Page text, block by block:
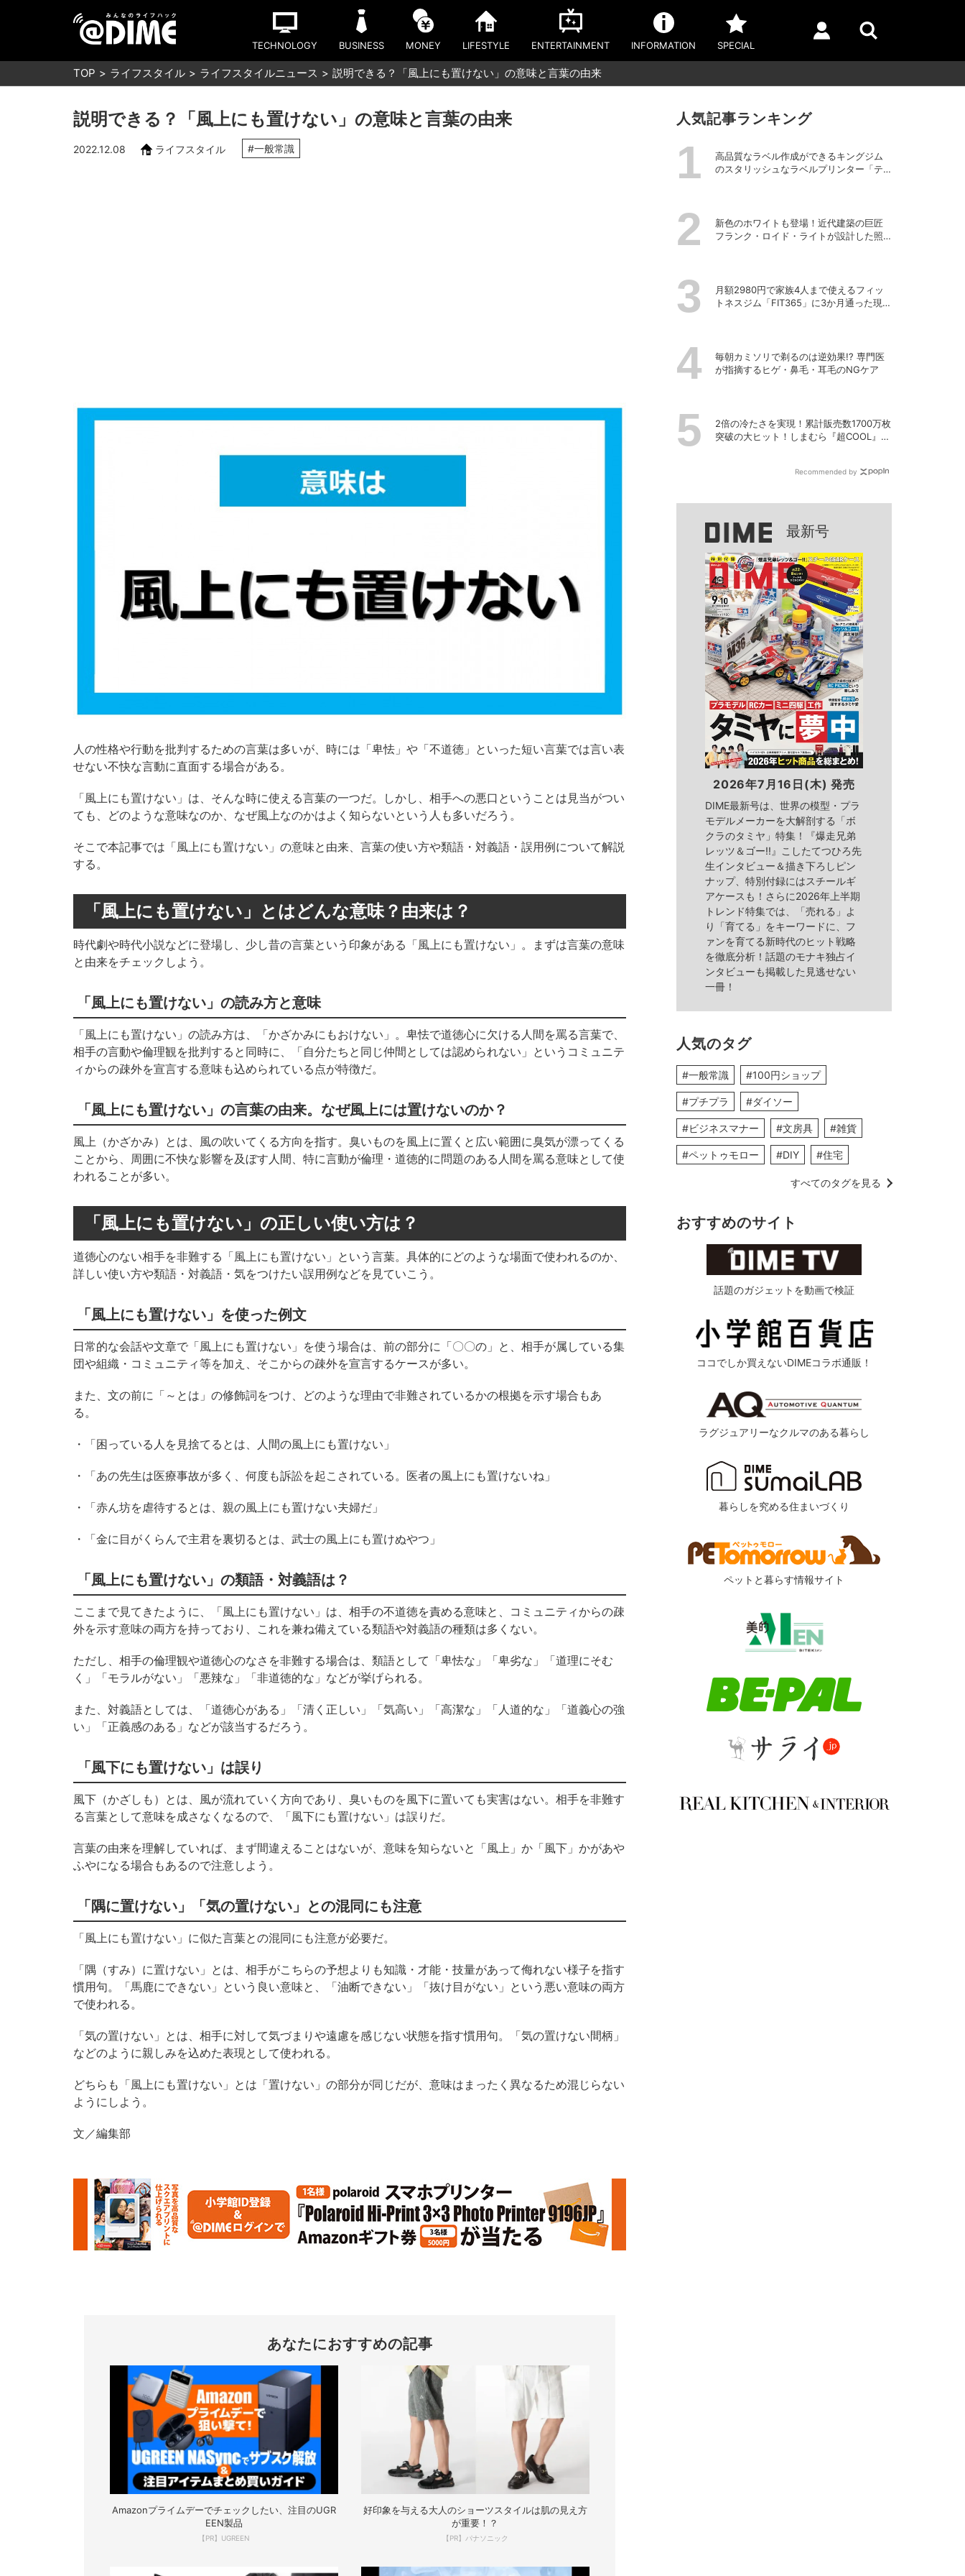
TECHNOLOGY BUSINESS MONEY LIFESTYLE ENTERTAINMENT INFORMATION SPECIAL
TOP ライフスタイル ライフスタイルニュース 説明できる？「風上にも置けない」の意味と言葉の由来
説明できる？「風上にも置けない」の意味と言葉の由来
2022.12.08 ライフスタイル #一般常識
人の性格や行動を批判するための言葉は多いが、時には「卑怯」や「不道徳」といった短い言葉では言い表
せない不快な言動に直面する場合がある。
「風上にも置けない」は、そんな時に使える言葉の一つだ。しかし、相手への悪口ということは見当がつい
ても、どのような意味なのか、なぜ風上なのかはよく知らないという人も多いだろう。
そこで本記事では「風上にも置けない」の意味と由来、言葉の使い方や類語・対義語・誤用例について解説
する。
「風上にも置けない」とはどんな意味？由来は？
時代劇や時代小説などに登場し、少し昔の言葉という印象がある「風上にも置けない」。まずは言葉の意味
と由来をチェックしよう。
「風上にも置けない」の読み方と意味
「風上にも置けない」の読み方は、「かざかみにもおけない」。卑怯で道徳心に欠ける人間を罵る言葉で、
相手の言動や倫理観を批判すると同時に、「自分たちと同じ仲間としては認められない」というコミュニテ
ィからの疎外を宣言する意味も込められている点が特徴だ。
「風上にも置けない」の言葉の由来。なぜ風上には置けないのか？
風上（かざかみ）とは、風の吹いてくる方向を指す。臭いものを風上に置くと広い範囲に臭気が漂ってくる
ことから、周囲に不快な影響を及ぼす人間、特に言動が倫理・道徳的に問題のある人間を罵る意味として使
われることが多い。
「風上にも置けない」の正しい使い方は？
道徳心のない相手を非難する「風上にも置けない」という言葉。具体的にどのような場面で使われるのか、
詳しい使い方や類語・対義語・気をつけたい誤用例などを見ていこう。
「風上にも置けない」を使った例文
日常的な会話や文章で「風上にも置けない」を使う場合は、前の部分に「〇〇の」と、相手が属している集
団や組織・コミュニティ等を加え、そこからの疎外を宣言するケースが多い。
また、文の前に「～とは」の修飾詞をつけ、どのような理由で非難されているかの根拠を示す場合もあ
る。
・「困っている人を見捨てるとは、人間の風上にも置けない」
・「あの先生は医療事故が多く、何度も訴訟を起こされている。医者の風上にも置けないね」
・「赤ん坊を虐待するとは、親の風上にも置けない夫婦だ」
・「金に目がくらんで主君を裏切るとは、武士の風上にも置けぬやつ」
「風上にも置けない」の類語・対義語は？
ここまで見てきたように、「風上にも置けない」は、相手の不道徳を責める意味と、コミュニティからの疎
外を示す意味の両方を持っており、これを兼ね備えている類語や対義語の種類は多くない。
ただし、相手の倫理観や道徳心のなさを非難する場合は、類語として「卑怯な」「卑劣な」「道理にそむ
く」「モラルがない」「悪辣な」「非道徳的な」などが挙げられる。
また、対義語としては、「道徳心がある」「清く正しい」「気高い」「高潔な」「人道的な」「道義心の強
い」「正義感のある」などが該当するだろう。
「風下にも置けない」は誤り
風下（かざしも）とは、風が流れていく方向であり、臭いものを風下に置いても実害はない。相手を非難す
る言葉として意味を成さなくなるので、「風下にも置けない」は誤りだ。
言葉の由来を理解していれば、まず間違えることはないが、意味を知らないと「風上」か「風下」かがあや
ふやになる場合もあるので注意しよう。
「隅に置けない」「気の置けない」との混同にも注意
「風上にも置けない」に似た言葉との混同にも注意が必要だ。
「隅（すみ）に置けない」とは、相手がこちらの予想よりも知識・才能・技量があって侮れない様子を指す
慣用句。「馬鹿にできない」という良い意味と、「油断できない」「抜け目がない」という悪い意味の両方
で使われる。
「気の置けない」とは、相手に対して気づまりや遠慮を感じない状態を指す慣用句。「気の置けない間柄」
などのように親しみを込めた表現として使われる。
どちらも「風上にも置けない」とは「置けない」の部分が同じだが、意味はまったく異なるため混じらない
ようにしよう。
文／編集部
あなたにおすすめの記事
Amazonプライムデーでチェックしたい、注目のUGR
EEN製品
【PR】UGREEN
好印象を与える大人のショーツスタイルは肌の見え方
が重要！？
【PR】パナソニック
人気記事ランキング
高品質なラベル作成ができるキングジム
のスタリッシュなラベルプリンター「テ
新色のホワイトも登場！近代建築の巨匠
フランク・ロイド・ライトが設計した照
月額2980円で家族4人まで使えるフィッ
トネスジム「FIT365」に3か月通った現在
毎朝カミソリで剃るのは逆効果!? 専門医
が指摘するヒゲ・鼻毛・耳毛のNGケア
2倍の冷たさを実現！累計販売数1700万枚
突破の大ヒット！しまむら『超COOL』シ
Recommended by
最新号
2026年7月16日(木) 発売
DIME最新号は、世界の模型・プラ
モデルメーカーを大解剖する「ボ
クラのタミヤ」特集！『爆走兄弟
レッツ＆ゴー!!』こしたてつひろ先
生インタビュー＆描き下ろしピン
ナップ、特別付録にはスチールギ
アケースも！さらに2026年上半期
トレンド特集では、「売れる」よ
り「育てる」をキーワードに、フ
ァンを育てる新時代のヒット戦略
を徹底分析！話題のモナキ独占イ
ンタビューも掲載した見逃せない
一冊！
人気のタグ
#一般常識 #100円ショップ
#プチプラ #ダイソー
#ビジネスマナー #文房具 #雑貨
#ペットゥモロー #DIY #住宅
すべてのタグを見る
おすすめのサイト
話題のガジェットを動画で検証
ココでしか買えないDIMEコラボ通販！
ラグジュアリーなクルマのある暮らし
暮らしを究める住まいづくり
ペットと暮らす情報サイト